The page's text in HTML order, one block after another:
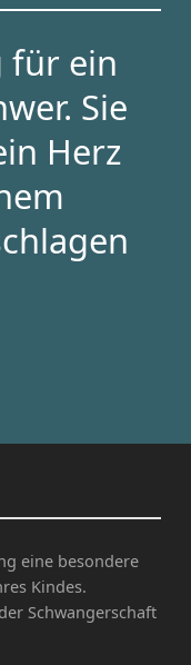
für ein
Sie
Herz
eine besondere
Kindes.
Schwangerschaft